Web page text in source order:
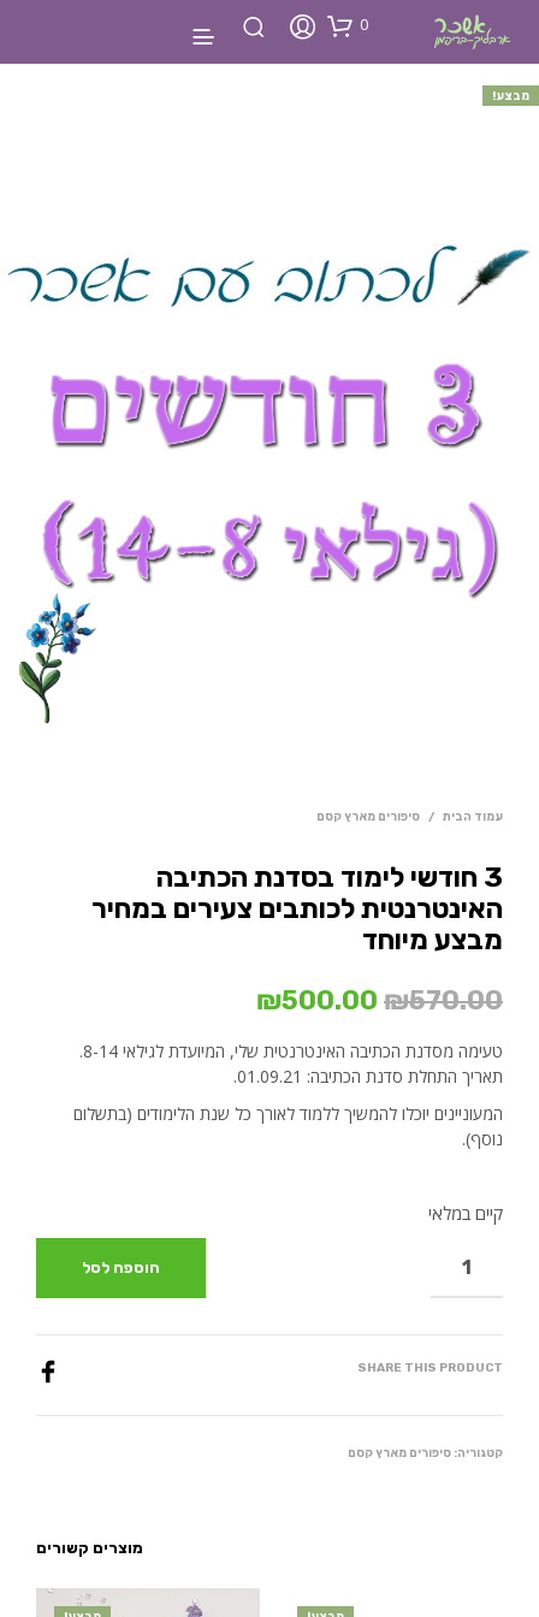
0
מבצע!
עמוד הבית / סיפורים מארץ קסם
3 חודשי לימוד בסדנת הכתיבה
האינטרנטית לכותבים צעירים במחיר
מבצע מיוחד
₪570.00
המחיר
המקורי
היה:
₪570.00.
₪500.00
הנוכחי
הוא:
₪500.00.
טעימה מסדנת הכתיבה האינטרנטית שלי, המיועדת לגילאי 8-14.
תאריך התחלת סדנת הכתיבה: 01.09.21.
המעוניינים יוכלו להמשיך ללמוד לאורך כל שנת הלימודים (בתשלום
נוסף).
קיים במלאי
הוספה לסל
SHARE THIS PRODUCT
קטגוריה: סיפורים מארץ קסם
מוצרים קשורים